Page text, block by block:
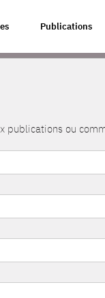
Publications
ou